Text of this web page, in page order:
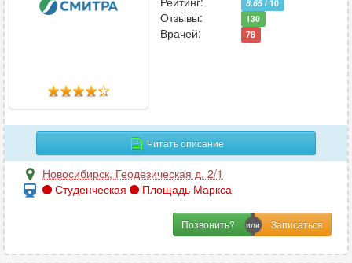
8.65/ 10
Отзывы: 130
Врачей: 78
Читать описание
Новосибирск, Геодезическая д. 2/1
Студенческая
Площадь Маркса
Позвонить?